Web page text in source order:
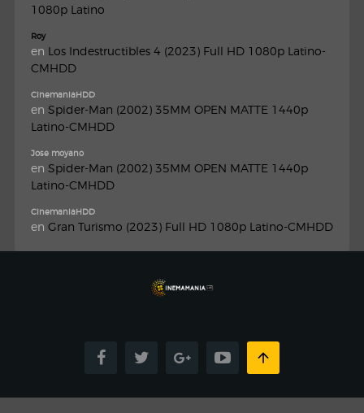
1080p Latino
Roy
en Los Indestructibles 4 (2023) Full HD 1080p Latino-
CMHDD
CinemaniaHDD
en Spider-Man (2002) 35MM OPEN MATTE 1440p
Latino-CMHDD
Jose moyano
en Spider-Man (2002) 35MM OPEN MATTE 1440p
Latino-CMHDD
CinemaniaHDD
en Gran Turismo (2023) Full HD 1080p Latino-CMHDD